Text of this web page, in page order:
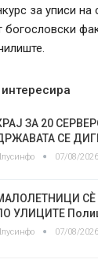
за уписи на
богословски
ЗА 20
СЕ
07/08/2026
СÈ
УЛИЦИТЕ
07/08/2026